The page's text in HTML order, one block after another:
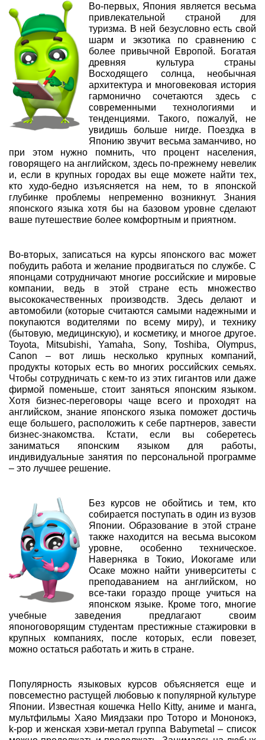
Во-первых, Япония является весьма
привлекательной страной для
туризма. В ней безусловно есть свой
шарм и экзотика по сравнению с
более привычной Европой. Богатая
древняя культура страны
Восходящего солнца, необычная
архитектура и многовековая история
гармонично сочетаются здесь с
современными технологиями и
тенденциями. Такого, пожалуй, не
увидишь больше нигде. Поездка в
Японию звучит весьма заманчиво, но
при этом нужно помнить, что процент населения,
говорящего на английском, здесь по-прежнему невелик
и, если в крупных городах вы еще можете найти тех,
кто худо-бедно изъясняется на нем, то в японской
глубинке проблемы непременно возникнут. Знания
японского языка хотя бы на базовом уровне сделают
ваше путешествие более комфортным и приятном.
Во-вторых, записаться на курсы японского вас может
побудить работа и желание продвигаться по службе. С
японцами сотрудничают многие российские и мировые
компании, ведь в этой стране есть множество
высококачественных производств. Здесь делают и
автомобили (которые считаются самыми надежными и
покупаются водителями по всему миру), и технику
(бытовую, медицинскую), и косметику, и многое другое.
Toyota, Mitsubishi, Yamaha, Sony, Toshiba, Olympus,
Canon – вот лишь несколько крупных компаний,
продукты которых есть во многих российских семьях.
Чтобы сотрудничать с кем-то из этих гигантов или даже
фирмой поменьше, стоит заняться японским языком.
Хотя бизнес-переговоры чаще всего и проходят на
английском, знание японского языка поможет достичь
еще большего, расположить к себе партнеров, завести
бизнес-знакомства. Кстати, если вы соберетесь
заниматься японским языком для работы,
индивидуальные занятия по персональной программе
– это лучшее решение.
Без курсов не обойтись и тем, кто
собирается поступать в один из вузов
Японии. Образование в этой стране
также находится на весьма высоком
уровне, особенно техническое.
Наверняка в Токио, Иокогаме или
Осаке можно найти университеты с
преподаванием на английском, но
все-таки гораздо проще учиться на
японском языке. Кроме того, многие
учебные заведения предлагают своим
японоговорящим студентам престижные стажировки в
крупных компаниях, после которых, если повезет,
можно остаться работать и жить в стране.
Популярность языковых курсов объясняется еще и
повсеместно растущей любовью к популярной культуре
Японии. Известная кошечка Hello Kitty, аниме и манга,
мультфильмы Хаяо Миядзаки про Тоторо и Мононокэ,
k-pop и женская хэви-метал группа Babymetal – список